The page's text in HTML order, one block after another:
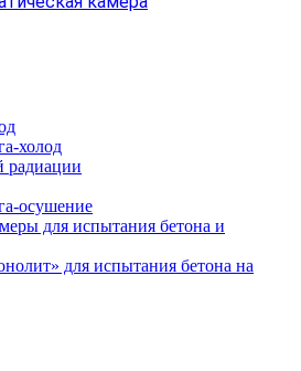
холод
радиации
осушение
для испытания бетона и
для испытания бетона на